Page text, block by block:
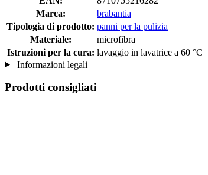
Marca:
brabantia
Tipologia di prodotto: panni per la pulizia
Materiale:
microfibra
Istruzioni per la cura: lavaggio in lavatrice a 60 °C
Informazioni legali
Prodotti consigliati